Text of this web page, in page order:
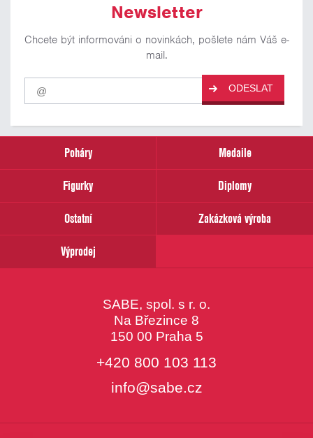
Newsletter
Chcete být informováni o novinkách, pošlete nám Váš e-
mail.
Pro
odběr
našich
email
ODESLAT
Poháry
Medaile
Figurky
Diplomy
Ostatní
Zakázková výroba
Výprodej
SABE, spol. s r. o.
Na Březince 8
150 00 Praha 5
+420 800 103 113
info@sabe.cz